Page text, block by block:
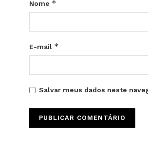
Nome *
E-mail *
Salvar meus dados neste